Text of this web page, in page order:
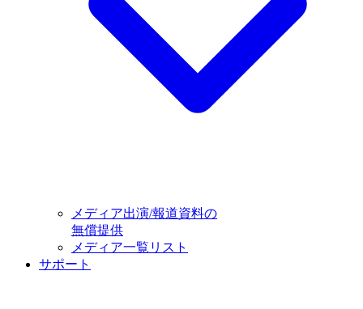
メディア出演/報道資料の
無償提供
メディア一覧リスト
サポート